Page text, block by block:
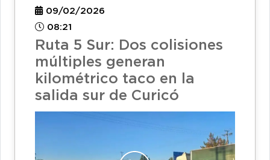
09/02/2026
08:21
Ruta 5 Sur: Dos colisiones
múltiples generan
kilométrico taco en la
salida sur de Curicó